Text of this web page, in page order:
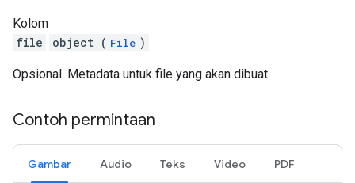
Kolom
file
object ( File )
Opsional. Metadata untuk file yang akan dibuat.
Contoh permintaan
Gambar Audio Teks Video PDF